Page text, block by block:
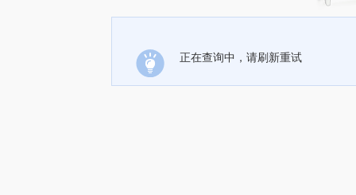
正在查询中，请刷新重试